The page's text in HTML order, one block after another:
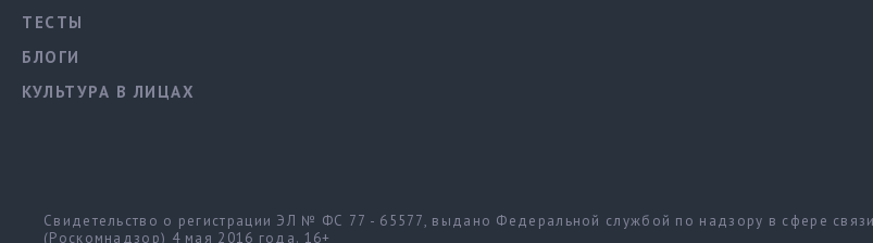
ТЕСТЫ
БЛОГИ
КУЛЬТУРА В ЛИЦАХ
Свидетельство о регистрации ЭЛ № ФС 77 - 65577, выдано Федеральной службой по надзору в сфере
(Роскомнадзор) 4 мая 2016 года. 16+